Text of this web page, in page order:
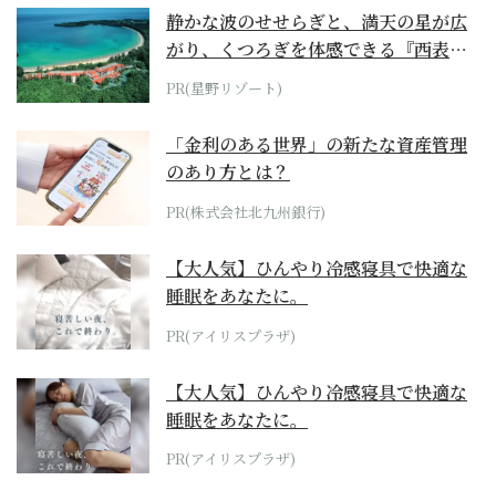
静かな波のせせらぎと、満天の星が広
がり、くつろぎを体感できる『西表島
ホテル by...
PR(星野リゾート)
「金利のある世界」の新たな資産管理
のあり方とは？
PR(株式会社北九州銀行)
【大人気】ひんやり冷感寝具で快適な
睡眠をあなたに。
PR(アイリスプラザ)
【大人気】ひんやり冷感寝具で快適な
睡眠をあなたに。
PR(アイリスプラザ)